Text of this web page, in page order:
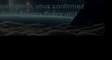
vous confirmez
notrePrivacy Policyand